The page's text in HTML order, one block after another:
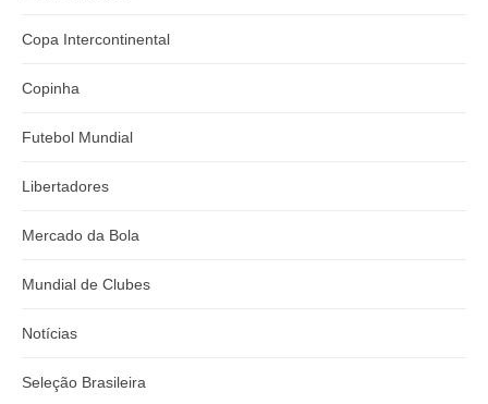
Copa Intercontinental
Copinha
Futebol Mundial
Libertadores
Mercado da Bola
Mundial de Clubes
Notícias
Seleção Brasileira